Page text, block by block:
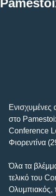
Ενισχυμένες
στο
Conference
Φιορεντίνα
Όλα τα
τελικό του
Ολυμπιακός,